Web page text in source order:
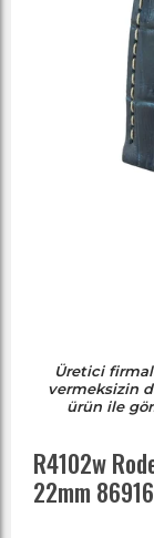
Üretici
vermeksizin
ürün ile
R4102w
22mm